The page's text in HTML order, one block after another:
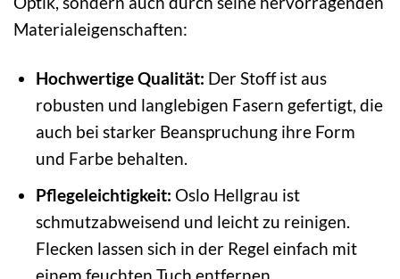
Materialeigenschaften:
Hochwertige Qualität: Der Stoff ist aus
robusten und langlebigen Fasern gefertigt, die
auch bei starker Beanspruchung ihre Form
und Farbe behalten.
Pflegeleichtigkeit: Oslo Hellgrau ist
schmutzabweisend und leicht zu reinigen.
Flecken lassen sich in der Regel einfach mit